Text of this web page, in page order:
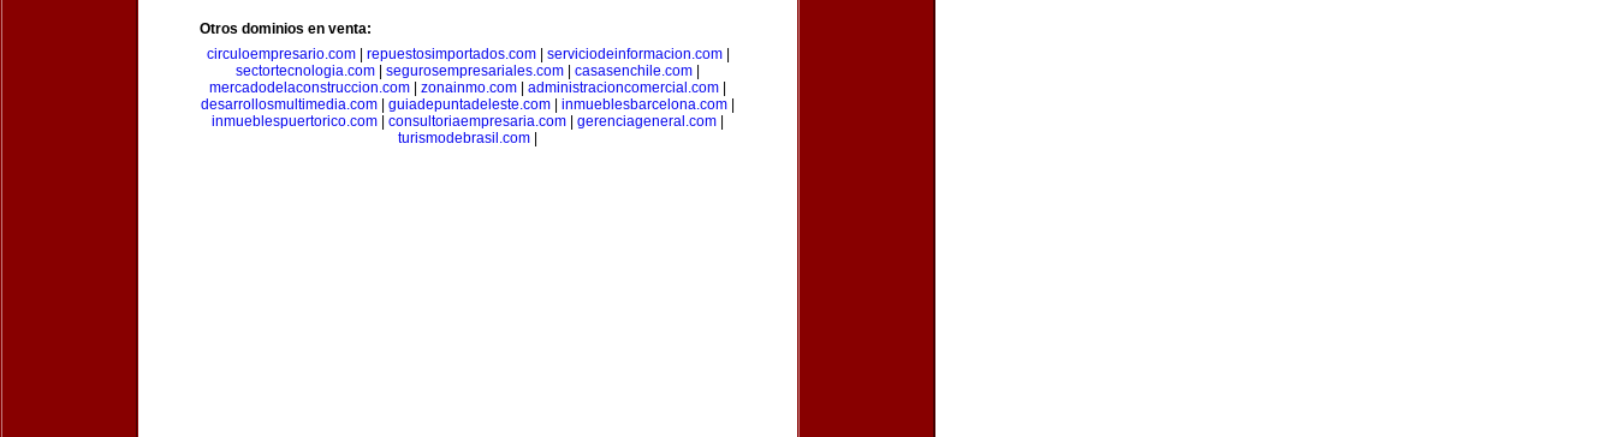
Otros dominios en venta:
circuloempresario.com| repuestosimportados.com| serviciodeinformacion.com|
sectortecnologia.com
segurosempresariales.com casasenchile.com
mercadodelaconstruccion.com
zonainmo.com administracioncomercial.com
desarrollosmultimedia.com
guiadepuntadeleste.com inmueblesbarcelona.com
inmueblespuertorico.com
consultoriaempresaria.com gerenciageneral.com
turismodebrasil.com